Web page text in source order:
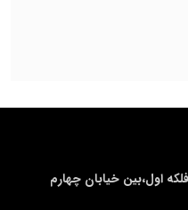
اول،بین خیابان چهارم